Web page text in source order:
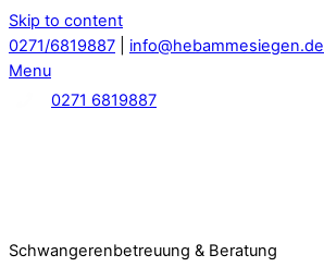
Skip to content
0271/6819887
info@hebammesiegen.de
Menu
0271 6819887
Schwangerenbetreuung & Beratung